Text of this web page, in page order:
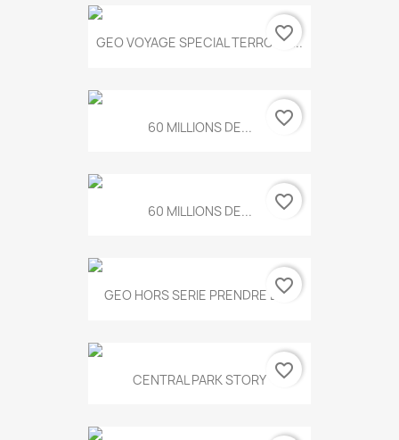
GEO VOYAGE SPECIAL TERROIRS...
favorite_border
60 MILLIONS DE... favorite_border
60 MILLIONS DE... favorite_border
GEO HORS SERIE PRENDRE LE...
favorite_border
CENTRAL PARK STORY favorite_border